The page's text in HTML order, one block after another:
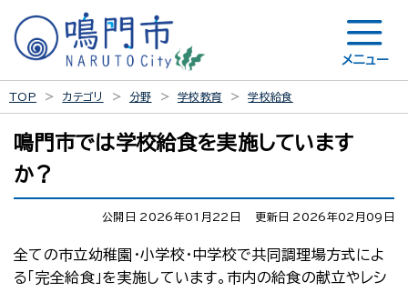
メニュー
TOP カテゴリ 分野 学校教育 学校給食
鳴門市では学校給食を実施しています
か？
公開日 2026年01月22日 更新日 2026年02月09日
全ての市立幼稚園・小学校・中学校で共同調理場方式によ
る「完全給食」を実施しています。市内の給食の献立やレシ